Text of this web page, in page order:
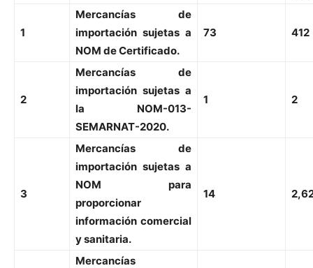
1
Mercancías de
importación sujetas a
NOM de Certificado.
73 412
2
Mercancías de
importación sujetas a
la NOM-013-
SEMARNAT-2020.
1 2
3
Mercancías de
importación sujetas a
NOM para
proporcionar
información comercial
y sanitaria.
14
Mercancías